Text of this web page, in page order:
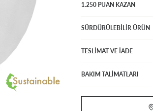
1.250 PUAN KAZAN
SÜRDÜRÜLEBİLİR ÜRÜN
TESLİMAT VE İADE
BAKIM TALİMATLARI